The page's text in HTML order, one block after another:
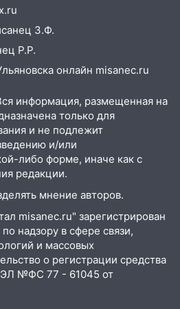
мужчина
страйкбольную
область
купить иномарку
760 тысяч рублей
районе
и Chevrolet:
подросток
в Ульяновске 7
с ребёнком и
его: суд вынес
З.Ф.
Р.Р.
онлайн misanec.ru
информация, размещенная на
только для
и не подлежит
и/или
либо форме, иначе как с
редакции.
мнение авторов.
misanec.ru" зарегистрирован
надзору в сфере связи,
и массовых
о регистрации средства
№ФС 77 - 61045 от